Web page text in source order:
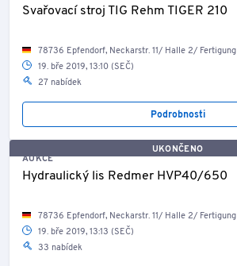
Svařovací stroj TIG Rehm TIGER 210
78736 Epfendorf, Neckarstr. 11/ Halle 2/ Fertigung
19. bře 2019, 13:10 (SEČ)
27 nabídek
Podrobnosti
UKONČENO
AUKCE
Hydraulický lis Redmer HVP40/650
78736 Epfendorf, Neckarstr. 11/ Halle 2/ Fertigung
19. bře 2019, 13:13 (SEČ)
33 nabídek